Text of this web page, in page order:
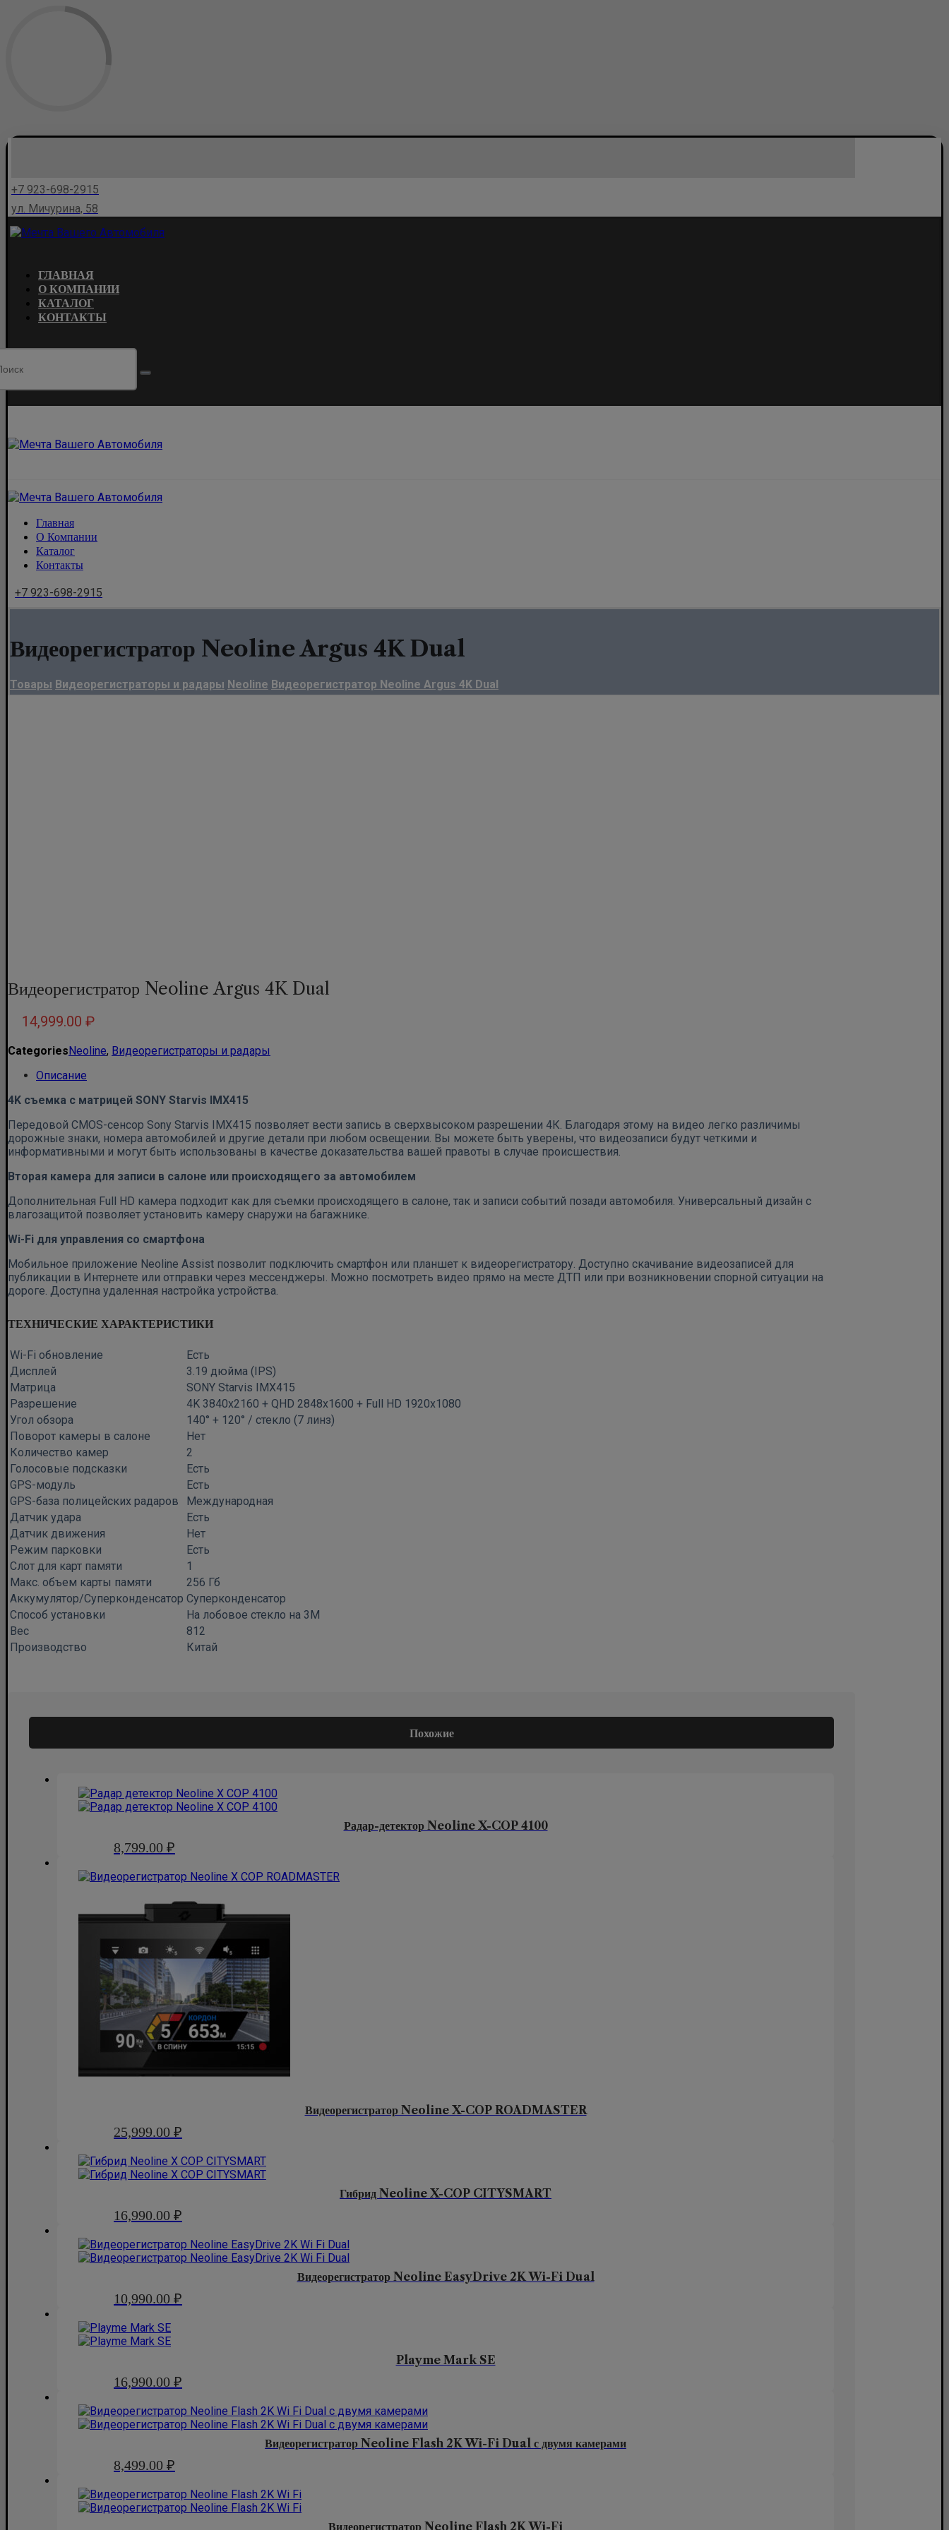
+7 923-698-2915
ул. Мичурина, 58
ГЛАВНАЯ
О КОМПАНИИ
КАТАЛОГ
КОНТАКТЫ
Главная
О Компании
Каталог
Контакты
+7 923-698-2915
Видеорегистратор Neoline Argus 4K Dual
Товары Видеорегистраторы и радары Neoline Видеорегистратор Neoline Argus 4K Dual
Видеорегистратор Neoline Argus 4K Dual
14,999.00 ₽
CategoriesNeoline, Видеорегистраторы и радары
Описание
4K съемка с матрицей SONY Starvis IMX415
Передовой CMOS-сенсор Sony Starvis IMX415 позволяет вести запись в сверхвысоком разрешении 4К. Благодаря этому на видео легко различимы
дорожные знаки, номера автомобилей и другие детали при любом освещении. Вы можете быть уверены, что видеозаписи будут четкими и
информативными и могут быть использованы в качестве доказательства вашей правоты в случае происшествия.
Вторая камера для записи в салоне или происходящего за автомобилем
Дополнительная Full HD камера подходит как для съемки происходящего в салоне, так и записи событий позади автомобиля. Универсальный дизайн с
влагозащитой позволяет установить камеру снаружи на багажнике.
Wi-Fi для управления со смартфона
Мобильное приложение Neoline Assist позволит подключить смартфон или планшет к видеорегистратору. Доступно скачивание видеозаписей для
публикации в Интернете или отправки через мессенджеры. Можно посмотреть видео прямо на месте ДТП или при возникновении спорной ситуации на
дороге. Доступна удаленная настройка устройства.
ТЕХНИЧЕСКИЕ ХАРАКТЕРИСТИКИ
Wi-Fi обновление
Есть
Дисплей
3.19 дюйма (IPS)
Матрица
SONY Starvis IMX415
Разрешение
4K 3840х2160 + QHD 2848х1600 + Full HD 1920х1080
Угол обзора
140° + 120° / стекло (7 линз)
Поворот камеры в салоне
Нет
Количество камер
2
Голосовые подсказки
Есть
GPS-модуль
Есть
GPS-база полицейских радаров
Международная
Датчик удара
Есть
Датчик движения
Нет
Режим парковки
Есть
Слот для карт памяти
1
Макс. объем карты памяти
256 Гб
Аккумулятор/Суперконденсатор Суперконденсатор
Способ установки
На лобовое стекло на 3М
Вес
812
Производство
Китай
Похожие
Радар-детектор Neoline X-COP 4100
8,799.00 ₽
Видеорегистратор Neoline X-COP ROADMASTER
25,999.00 ₽
Гибрид Neoline X-COP CITYSMART
16,990.00 ₽
Видеорегистратор Neoline EasyDrive 2K Wi-Fi Dual
10,990.00 ₽
Playme Mark SE
16,990.00 ₽
Видеорегистратор Neoline Flash 2K Wi-Fi Dual с двумя камерами
8,499.00 ₽
Видеорегистратор Neoline Flash 2K Wi-Fi